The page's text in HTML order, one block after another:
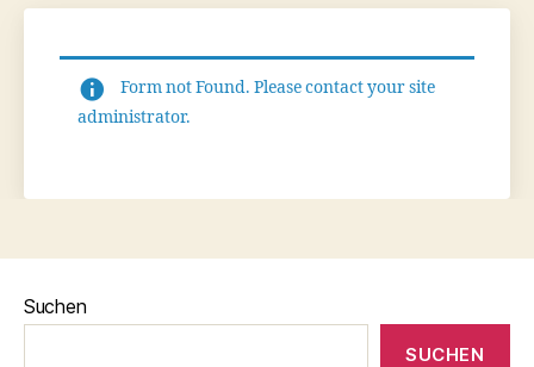
Form not Found. Please contact your site
administrator.
Suchen
SUCHEN